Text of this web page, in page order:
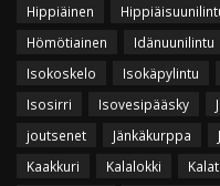
Hippiäinen
Hömötiainen
Idänuunilintu
Isokoskelo
Isokäpylintu
Isosirri
Isovesipääsky
joutsenet
Jänkäkurppa
Kaakkuri
Kalalokki